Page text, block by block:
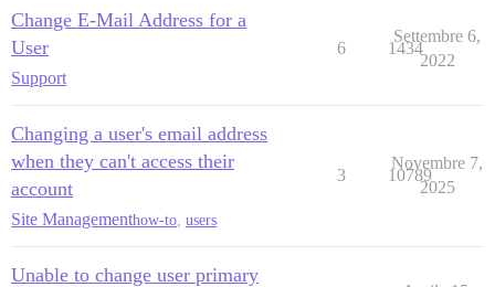
Change E-Mail Address for a
User
Support
6 1434
Settembre 6,
2022
Changing a user's email address
when they can't access their
account
Site Managementhow-to users
3 10789
Novembre 7,
2025
Unable to change user primary